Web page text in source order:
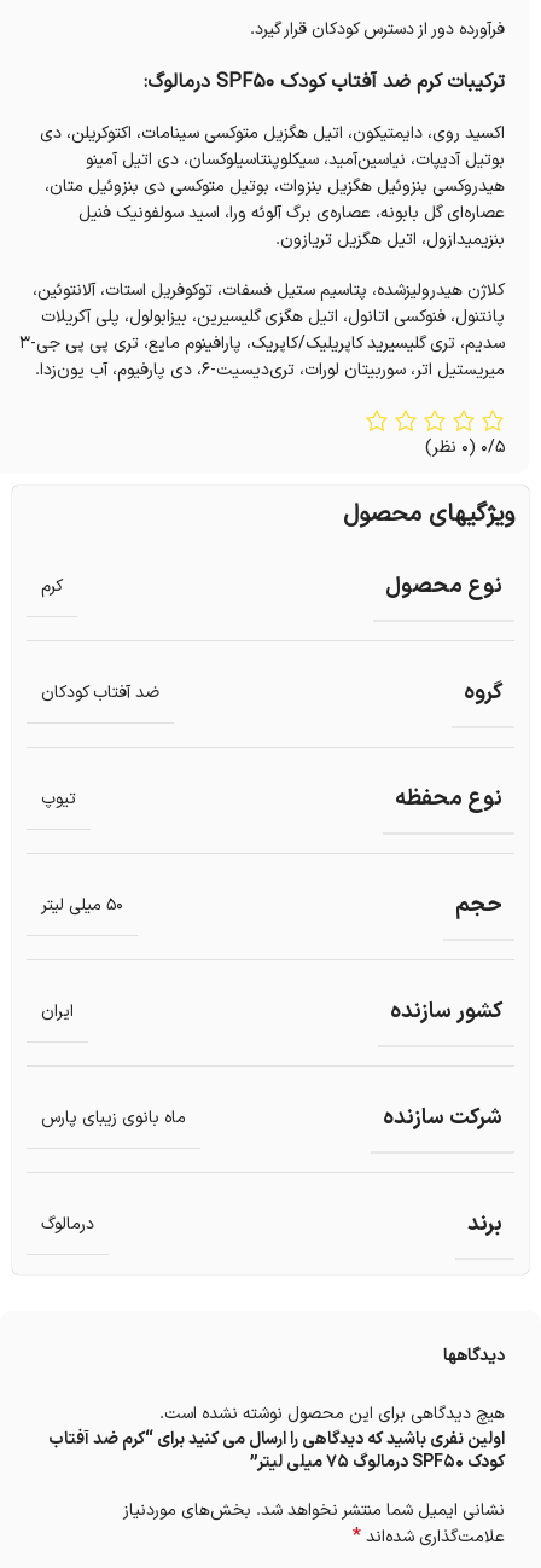
فرآورده دور از دسترس کودکان قرار گیرد.
ترکیبات کرم ضد آفتاب کودک SPF50 درمالوگ:
اکسید روی، دایمتیکون، اتیل هگزیل متوکسی سینامات، اکتوکریلن، دی
بوتیل آدیپات، نیاسین‌آمید، سیکلوپنتاسیلوکسان، دی اتیل آمینو
هیدروکسی بنزوئیل هگزیل بنزوات، بوتیل متوکسی دی بنزوئیل متان،
عصاره‌ای گل بابونه، عصاره‌ی برگ آلوئه ورا، اسید سولفونیک فنیل
بنزیمیدازول، اتیل هگزیل تریازون.
کلاژن هیدرولیزشده، پتاسیم ستیل فسفات، توکوفریل استات، آلانتوئین،
پانتنول، فنوکسی اتانول، اتیل هگزی گلیسیرین، بیزابولول، پلی آکریلات
سدیم، تری گلیسیرید کاپریلیک/کاپریک، پارافینوم مایع، تری پی پی جی-۳
میریستیل اتر، سوربیتان لورات، تری‌دیسیت-۶، دی پارفیوم، آب یون‌زدا.
0/5 (0 نظر)
ویژگیهای محصول
نوع محصول کرم
گروه ضد آفتاب کودکان
نوع محفظه تیوپ
حجم 50 میلی لیتر
کشور سازنده ایران
شرکت سازنده ماه بانوی زیبای پارس
برند درمالوگ
دیدگاهها
هیچ دیدگاهی برای این محصول نوشته نشده است.
اولین نفری باشید که دیدگاهی را ارسال می کنید برای “کرم ضد آفتاب
کودک SPF50 درمالوگ 75 میلی لیتر”
نشانی ایمیل شما منتشر نخواهد شد. بخش‌های موردنیاز
علامت‌گذاری شده‌اند*